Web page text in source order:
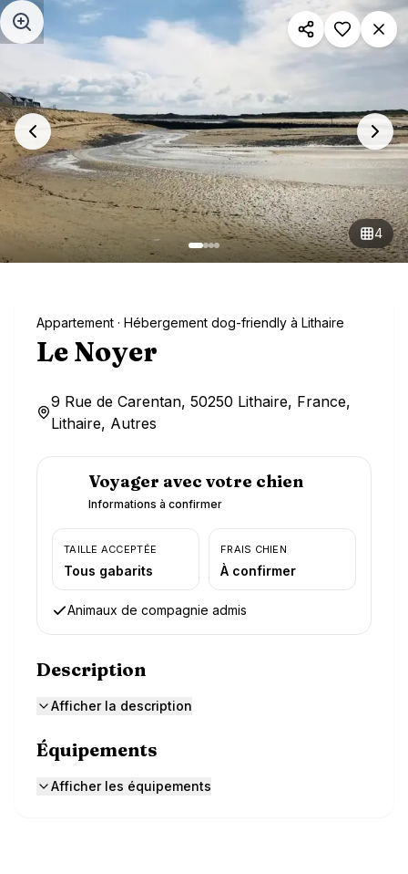
Aller au contenu principal
4
Appartement · Hébergement dog-friendly à Lithaire
Le Noyer
9 Rue de Carentan, 50250 Lithaire, France,
Lithaire, Autres
Voyager avec votre chien
Informations à confirmer
TAILLE ACCEPTÉE
Tous gabarits
FRAIS CHIEN
À confirmer
Animaux de compagnie admis
Description
Afficher la description
Équipements
Afficher les équipements